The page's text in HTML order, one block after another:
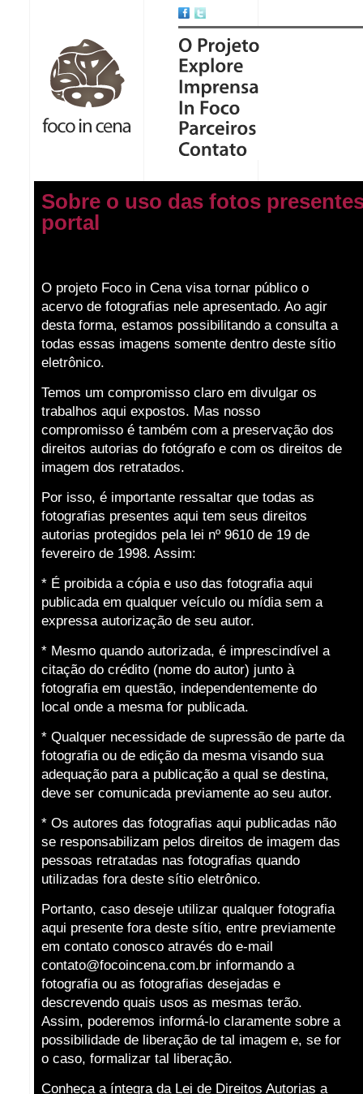
Sobre o uso das fotos
portal
O projeto Foco in Cena visa tornar público o
acervo de fotografias nele apresentado. Ao agir
desta forma, estamos possibilitando a consulta a
todas essas imagens somente dentro deste sítio
eletrônico.
Temos um compromisso claro em divulgar os
trabalhos aqui expostos. Mas nosso
compromisso é também com a preservação dos
direitos autorias do fotógrafo e com os direitos de
imagem dos retratados.
Por isso, é importante ressaltar que todas as
fotografias presentes aqui tem seus direitos
autorias protegidos pela lei nº 9610 de 19 de
fevereiro de 1998. Assim:
* É proibida a cópia e uso das fotografia aqui
publicada em qualquer veículo ou mídia sem a
expressa autorização de seu autor.
* Mesmo quando autorizada, é imprescindível a
citação do crédito (nome do autor) junto à
fotografia em questão, independentemente do
local onde a mesma for publicada.
* Qualquer necessidade de supressão de parte da
fotografia ou de edição da mesma visando sua
adequação para a publicação a qual se destina,
deve ser comunicada previamente ao seu autor.
* Os autores das fotografias aqui publicadas não
se responsabilizam pelos direitos de imagem das
pessoas retratadas nas fotografias quando
utilizadas fora deste sítio eletrônico.
Portanto, caso deseje utilizar qualquer fotografia
aqui presente fora deste sítio, entre previamente
em contato conosco através do e-mail
contato@focoincena.com.br informando a
fotografia ou as fotografias desejadas e
descrevendo quais usos as mesmas terão.
Assim, poderemos informá-lo claramente sobre a
possibilidade de liberação de tal imagem e, se for
o caso, formalizar tal liberação.
Conheça a íntegra da Lei de Direitos Autorias a